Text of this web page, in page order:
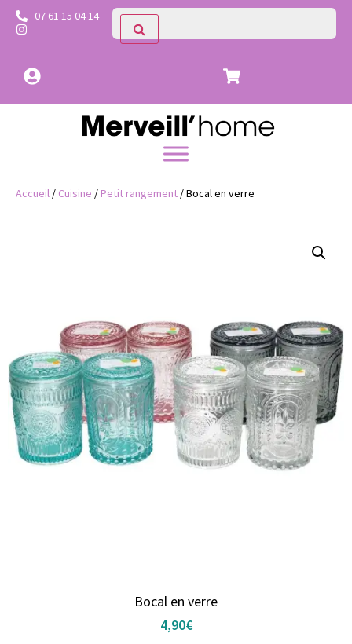
07 61 15 04 14
Accueil / Cuisine /Petit rangement / Bocal en verre
Bocal en verre
4,90€